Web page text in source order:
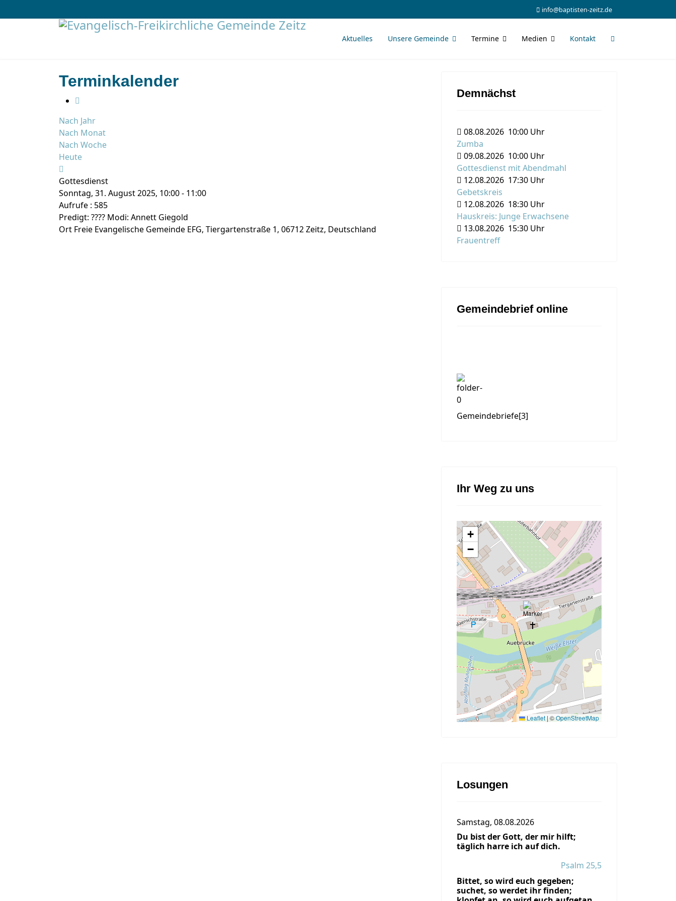
info@baptisten-zeitz.de
Aktuelles Unsere Gemeinde Termine Medien Kontakt
Terminkalender
Nach Jahr
Nach Monat
Nach Woche
Heute
Gottesdienst
Sonntag, 31. August 2025, 10:00 - 11:00
Aufrufe : 585
Predigt: ???? Modi: Annett Giegold
Ort Freie Evangelische Gemeinde EFG, Tiergartenstraße 1, 06712 Zeitz, Deutschland
Demnächst
08.08.2026 10:00 Uhr
Zumba
09.08.2026 10:00 Uhr
Gottesdienst mit Abendmahl
12.08.2026 17:30 Uhr
Gebetskreis
12.08.2026 18:30 Uhr
Hauskreis: Junge Erwachsene
13.08.2026 15:30 Uhr
Frauentreff
Gemeindebrief online
Gemeindebriefe[3]
Ihr Weg zu uns
+
−
Leaflet | ©OpenStreetMap
Losungen
Samstag, 08.08.2026
Du bist der Gott, der mir hilft;
täglich harre ich auf dich.
Psalm 25,5
Bittet, so wird euch gegeben;
suchet, so werdet ihr finden;